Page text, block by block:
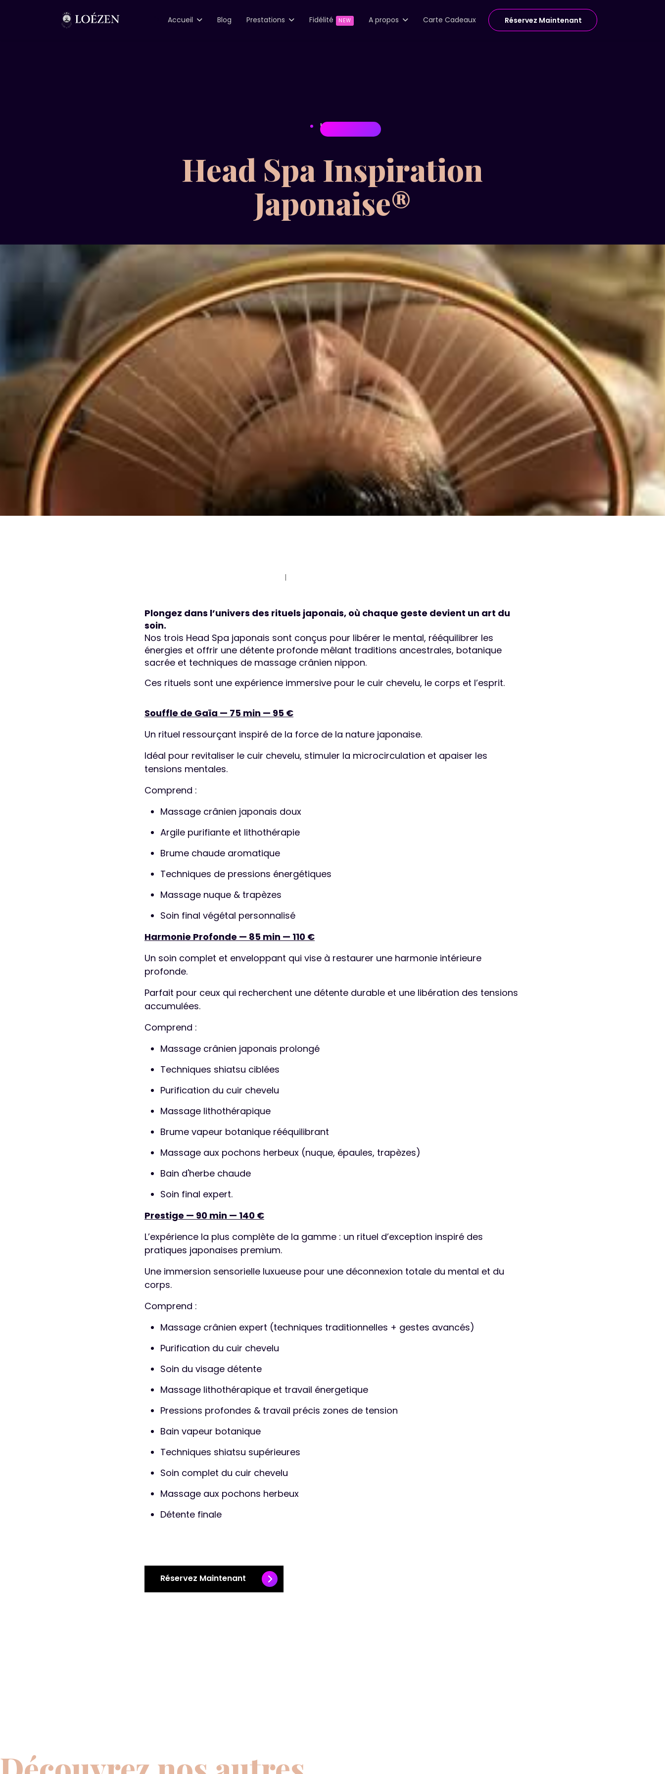
Accueil Blog Prestations Fidélité NEW A propos Carte Cadeaux Réservez Maintenant
HEAD SPA
Head Spa Inspiration
Japonaise®
Plongez dans l’univers des rituels japonais, où chaque geste devient un art du
soin.
Nos trois Head Spa japonais sont conçus pour libérer le mental, rééquilibrer les
énergies et offrir une détente profonde mêlant traditions ancestrales, botanique
sacrée et techniques de massage crânien nippon.
Ces rituels sont une expérience immersive pour le cuir chevelu, le corps et l’esprit.
Souffle de Gaïa — 75 min — 95 €
Un rituel ressourçant inspiré de la force de la nature japonaise.
Idéal pour revitaliser le cuir chevelu, stimuler la microcirculation et apaiser les
tensions mentales.
Comprend :
Massage crânien japonais doux
Argile purifiante et lithothérapie
Brume chaude aromatique
Techniques de pressions énergétiques
Massage nuque & trapèzes
Soin final végétal personnalisé
Harmonie Profonde — 85 min — 110 €
Un soin complet et enveloppant qui vise à restaurer une harmonie intérieure
profonde.
Parfait pour ceux qui recherchent une détente durable et une libération des tensions
accumulées.
Comprend :
Massage crânien japonais prolongé
Techniques shiatsu ciblées
Purification du cuir chevelu
Massage lithothérapique
Brume vapeur botanique rééquilibrant
Massage aux pochons herbeux (nuque, épaules, trapèzes)
Bain d'herbe chaude
Soin final expert.
Prestige — 90 min — 140 €
L’expérience la plus complète de la gamme : un rituel d’exception inspiré des
pratiques japonaises premium.
Une immersion sensorielle luxueuse pour une déconnexion totale du mental et du
corps.
Comprend :
Massage crânien expert (techniques traditionnelles + gestes avancés)
Purification du cuir chevelu
Soin du visage détente
Massage lithothérapique et travail énergetique
Pressions profondes & travail précis zones de tension
Bain vapeur botanique
Techniques shiatsu supérieures
Soin complet du cuir chevelu
Massage aux pochons herbeux
Détente finale
Réservez Maintenant